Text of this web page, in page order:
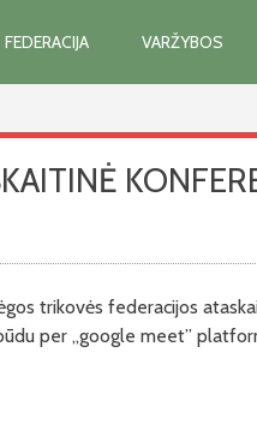
FEDERACIJA VARŽYBOS
trikovės federacijos
per „google meet”